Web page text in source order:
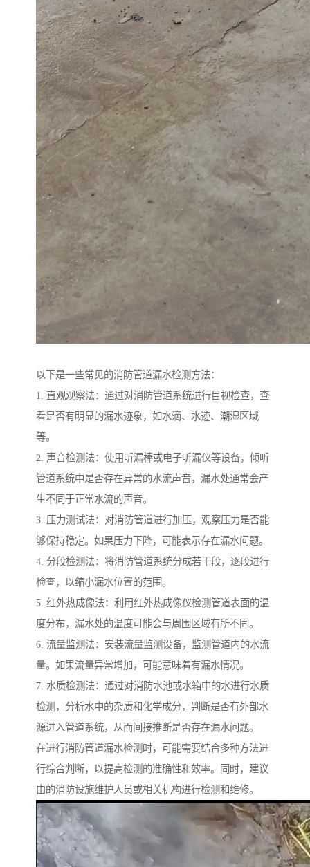
以下是一些常见的消防管道漏水检测方法：
1. 直观观察法：通过对消防管道系统进行目视检查，查
看是否有明显的漏水迹象，如水滴、水迹、潮湿区域
等。
2. 声音检测法：使用听漏棒或电子听漏仪等设备，倾听
管道系统中是否存在异常的水流声音，漏水处通常会产
生不同于正常水流的声音。
3. 压力测试法：对消防管道进行加压，观察压力是否能
够保持稳定。如果压力下降，可能表示存在漏水问题。
4. 分段检测法：将消防管道系统分成若干段，逐段进行
检查，以缩小漏水位置的范围。
5. 红外热成像法：利用红外热成像仪检测管道表面的温
度分布，漏水处的温度可能会与周围区域有所不同。
6. 流量监测法：安装流量监测设备，监测管道内的水流
量。如果流量异常增加，可能意味着有漏水情况。
7. 水质检测法：通过对消防水池或水箱中的水进行水质
检测，分析水中的杂质和化学成分，判断是否有外部水
源进入管道系统，从而间接推断是否存在漏水问题。
在进行消防管道漏水检测时，可能需要结合多种方法进
行综合判断，以提高检测的准确性和效率。同时，建议
由的消防设施维护人员或相关机构进行检测和维修。